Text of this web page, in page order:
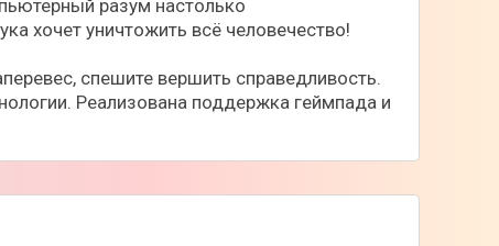
разум настолько
хочет уничтожить всё человечество!
спешите вершить справедливость.
Реализована поддержка геймпада и